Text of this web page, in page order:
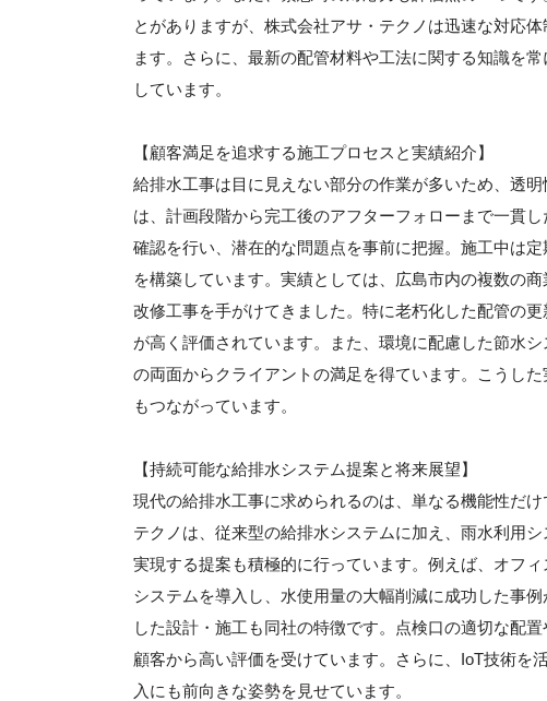
とがありますが、株式会社アサ・テクノは迅速な対応
ます。さらに、最新の配管材料や工法に関する知識を
しています。
【顧客満足を追求する施工プロセスと実績紹介】
給排水工事は目に見えない部分の作業が多いため、透
は、計画段階から完工後のアフターフォローまで一貫
確認を行い、潜在的な問題点を事前に把握。施工中は
を構築しています。実績としては、広島市内の複数の
改修工事を手がけてきました。特に老朽化した配管の
が高く評価されています。また、環境に配慮した節水
の両面からクライアントの満足を得ています。こうし
もつながっています。
【持続可能な給排水システム提案と将来展望】
現代の給排水工事に求められるのは、単なる機能性だ
テクノは、従来型の給排水システムに加え、雨水利用
実現する提案も積極的に行っています。例えば、オフ
システムを導入し、水使用量の大幅削減に成功した事
した設計・施工も同社の特徴です。点検口の適切な配
顧客から高い評価を受けています。さらに、IoT技術を
入にも前向きな姿勢を見せています。